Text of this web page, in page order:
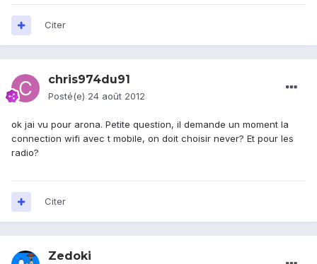
Citer
chris974du91
Posté(e) 24 août 2012
ok jai vu pour arona. Petite question, il demande un moment la
connection wifi avec t mobile, on doit choisir never? Et pour les
radio?
Citer
Zedoki